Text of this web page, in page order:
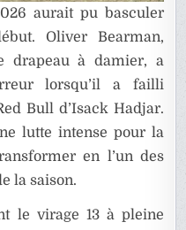
aurait pu basculer
Oliver Bearman,
drapeau à damier, a
lorsqu’il a failli
Bull d’Isack Hadjar.
lutte intense pour la
en l’un des
la saison.
le virage 13 à pleine